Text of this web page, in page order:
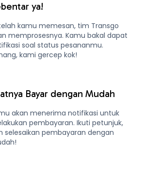
ya!
kamu memesan, tim Transgo
memprosesnya. Kamu bakal dapat
soal status pesananmu.
kami gercep kok!
Bayar dengan Mudah
akan menerima notifikasi untuk
pembayaran. Ikuti petunjuk,
selesaikan pembayaran dengan